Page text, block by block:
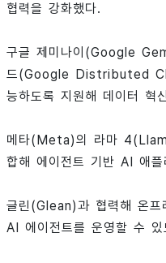
협력을 강화했다.
구글 제미나이(Google
드(Google Distributed
능하도록 지원해 데이터 혁
메타(Meta)의 라마
합해 에이전트 기반 AI 애
글린(Glean)과 협력해 온프
AI 에이전트를 운영할 수